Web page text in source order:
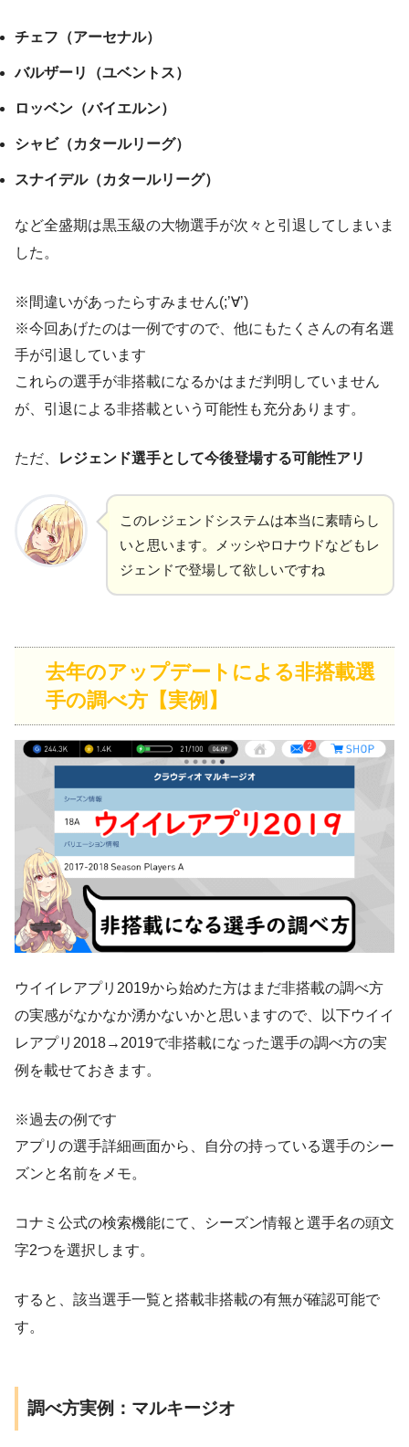
チェフ（アーセナル）
バルザーリ（ユベントス）
ロッベン（バイエルン）
シャビ（カタールリーグ）
スナイデル（カタールリーグ）
など全盛期は黒玉級の大物選手が次々と引退してしまいま
した。
※間違いがあったらすみません(;’∀’)
※今回あげたのは一例ですので、他にもたくさんの有名選
手が引退しています
これらの選手が非搭載になるかはまだ判明していません
が、引退による非搭載という可能性も充分あります。
ただ、 レジェンド選手として今後登場する可能性アリ
このレジェンドシステムは本当に素晴らし
いと思います。メッシやロナウドなどもレ
ジェンドで登場して欲しいですね
去年のアップデートによる非搭載選
手の調べ方【実例】
ウイイレアプリ2019から始めた方はまだ非搭載の調べ方
の実感がなかなか湧かないかと思いますので、以下ウイイ
レアプリ2018→2019で非搭載になった選手の調べ方の実
例を載せておきます。
※過去の例です
アプリの選手詳細画面から、自分の持っている選手のシー
ズンと名前をメモ。
コナミ公式の検索機能にて、シーズン情報と選手名の頭文
字2つを選択します。
すると、該当選手一覧と搭載非搭載の有無が確認可能で
す。
調べ方実例：マルキージオ